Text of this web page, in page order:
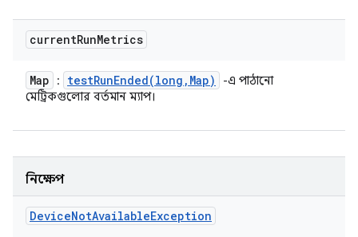
currentRunMetrics
Map : testRunEnded(long , Map)
-এ পাঠানো
মেট্রিকগুলোর বর্তমান ম্যাপ।
নিক্ষেপ
DeviceNotAvailableException